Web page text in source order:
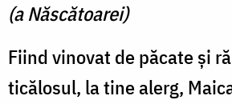
(a Născătoarei)
Fiind vinovat de păcate şi
ticălosul, la tine alerg,